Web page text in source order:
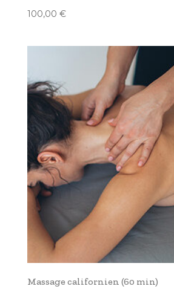
100,00 €
Massage californien (60 min)